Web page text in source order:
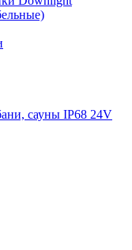
сауны IP68 24V